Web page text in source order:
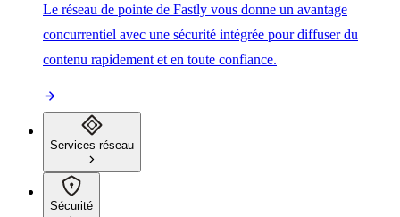
Le réseau de pointe de Fastly vous donne un avantage
concurrentiel avec une sécurité intégrée pour diffuser du
contenu rapidement et en toute confiance.
Services réseau
Sécurité